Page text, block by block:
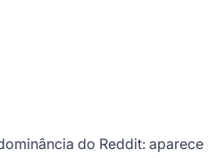
do Reddit: